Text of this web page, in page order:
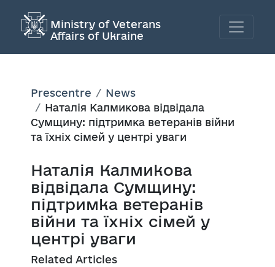
Ministry of Veterans
Affairs of Ukraine
Prescentre
News
Наталія Калмикова відвідала
Сумщину: підтримка ветеранів війни
та їхніх сімей у центрі уваги
Наталія Калмикова
відвідала Сумщину:
підтримка ветеранів
війни та їхніх сімей у
центрі уваги
Related Articles